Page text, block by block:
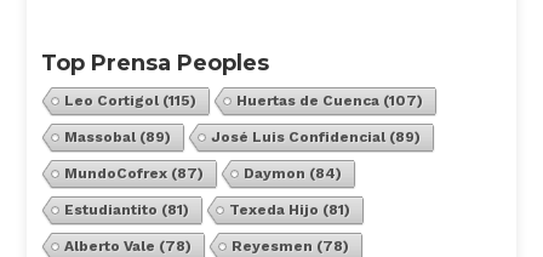
Top Prensa Peoples
Leo Cortigol(115) Huertas de Cuenca(107)
Massobal(89) José Luis Confidencial(89)
MundoCofrex(87) Daymon (84)
Estudiantito (81) Texeda Hijo (81)
Alberto Vale (78) Reyesmen (78)